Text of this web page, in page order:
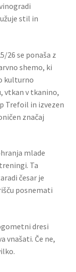
stil in
26 se ponaša z
shemo, ki
kulturno
vtkan v tkanino,
Trefoil in izvezen
značaj
mlade
Ta
česar je
posnemati
dresi
vnašati. Če ne,